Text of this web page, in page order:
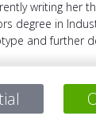
writing her
degree in
and further